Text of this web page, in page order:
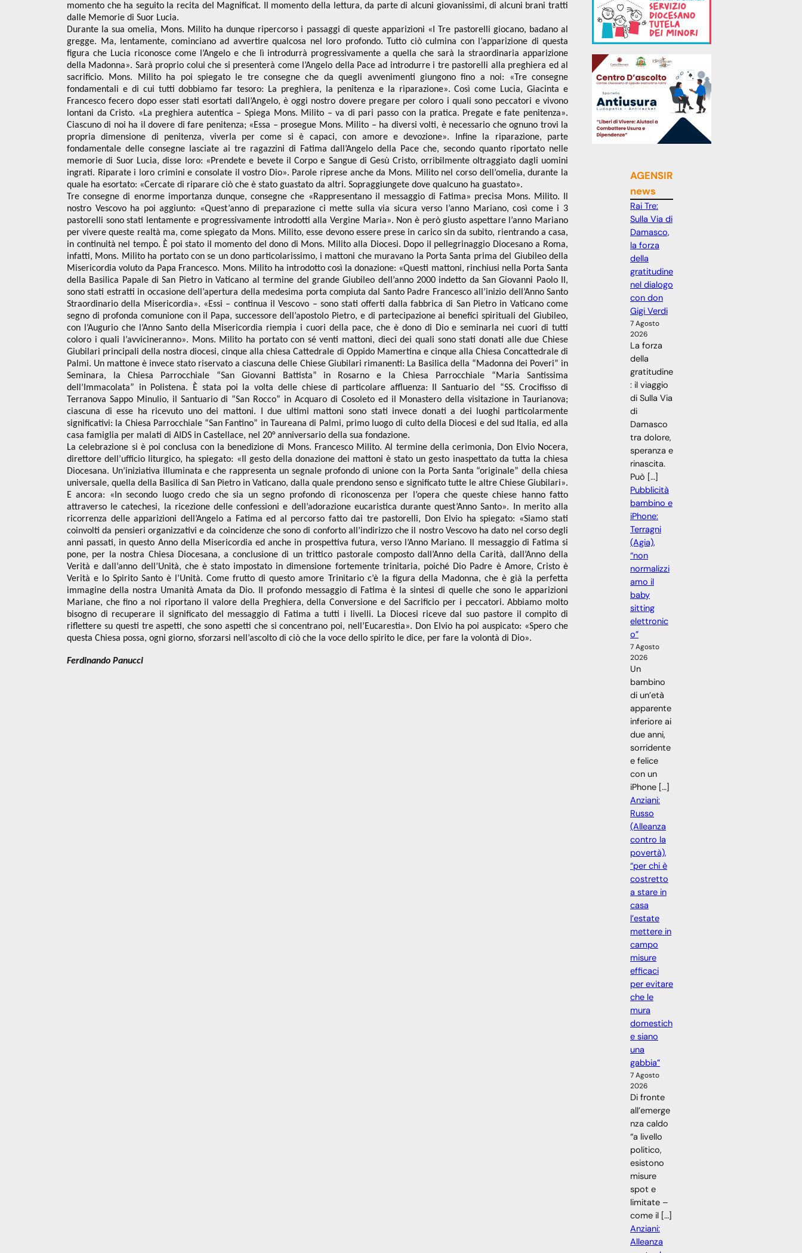
momento che ha seguito la recita del Magnificat. Il momento della lettura, da parte di alcuni giovanissimi, di alcuni brani tratti
dalle Memorie di Suor Lucia.
Durante la sua omelia, Mons. Milito ha dunque ripercorso i passaggi di queste apparizioni «I Tre pastorelli giocano, badano al
gregge. Ma, lentamente, cominciano ad avvertire qualcosa nel loro profondo. Tutto ciò culmina con l’apparizione di questa
figura che Lucia riconosce come l’Angelo e che lì introdurrà progressivamente a quella che sarà la straordinaria apparizione
della Madonna». Sarà proprio colui che si presenterà come l’Angelo della Pace ad introdurre i tre pastorelli alla preghiera ed al
sacrificio. Mons. Milito ha poi spiegato le tre consegne che da quegli avvenimenti giungono fino a noi: «Tre consegne
fondamentali e di cui tutti dobbiamo far tesoro: La preghiera, la penitenza e la riparazione». Così come Lucia, Giacinta e
Francesco fecero dopo esser stati esortati dall’Angelo, è oggi nostro dovere pregare per coloro i quali sono peccatori e vivono
lontani da Cristo. «La preghiera autentica – Spiega Mons. Milito – va di pari passo con la pratica. Pregate e fate penitenza».
Ciascuno di noi ha il dovere di fare penitenza; «Essa – prosegue Mons. Milito – ha diversi volti, è necessario che ognuno trovi la
propria dimensione di penitenza, viverla per come si è capaci, con amore e devozione». Infine la riparazione, parte
fondamentale delle consegne lasciate ai tre ragazzini di Fatima dall’Angelo della Pace che, secondo quanto riportato nelle
memorie di Suor Lucia, disse loro: «Prendete e bevete il Corpo e Sangue di Gesù Cristo, orribilmente oltraggiato dagli uomini
ingrati. Riparate i loro crimini e consolate il vostro Dio». Parole riprese anche da Mons. Milito nel corso dell’omelia, durante la
quale ha esortato: «Cercate di riparare ciò che è stato guastato da altri. Sopraggiungete dove qualcuno ha guastato».
Tre consegne di enorme importanza dunque, consegne che «Rappresentano il messaggio di Fatima» precisa Mons. Milito. Il
nostro Vescovo ha poi aggiunto: «Quest’anno di preparazione ci mette sulla via sicura verso l’anno Mariano, così come i 3
pastorelli sono stati lentamente e progressivamente introdotti alla Vergine Maria». Non è però giusto aspettare l’anno Mariano
per vivere queste realtà ma, come spiegato da Mons. Milito, esse devono essere prese in carico sin da subito, rientrando a casa,
in continuità nel tempo. È poi stato il momento del dono di Mons. Milito alla Diocesi. Dopo il pellegrinaggio Diocesano a Roma,
infatti, Mons. Milito ha portato con se un dono particolarissimo, i mattoni che muravano la Porta Santa prima del Giubileo della
Misericordia voluto da Papa Francesco. Mons. Milito ha introdotto così la donazione: «Questi mattoni, rinchiusi nella Porta Santa
della Basilica Papale di San Pietro in Vaticano al termine del grande Giubileo dell’anno 2000 indetto da San Giovanni Paolo II,
sono stati estratti in occasione dell’apertura della medesima porta compiuta dal Santo Padre Francesco all’inizio dell’Anno Santo
Straordinario della Misericordia». «Essi – continua il Vescovo – sono stati offerti dalla fabbrica di San Pietro in Vaticano come
segno di profonda comunione con il Papa, successore dell’apostolo Pietro, e di partecipazione ai benefici spirituali del Giubileo,
con l’Augurio che l’Anno Santo della Misericordia riempia i cuori della pace, che è dono di Dio e seminarla nei cuori di tutti
coloro i quali l’avvicineranno». Mons. Milito ha portato con sé venti mattoni, dieci dei quali sono stati donati alle due Chiese
Giubilari principali della nostra diocesi, cinque alla chiesa Cattedrale di Oppido Mamertina e cinque alla Chiesa Concattedrale di
Palmi. Un mattone è invece stato riservato a ciascuna delle Chiese Giubilari rimanenti: La Basilica della “Madonna dei Poveri” in
Seminara, la Chiesa Parrocchiale “San Giovanni Battista” in Rosarno e la Chiesa Parrocchiale “Maria Santissima
dell’Immacolata” in Polistena. È stata poi la volta delle chiese di particolare affluenza: Il Santuario del “SS. Crocifisso di
Terranova Sappo Minulio, il Santuario di “San Rocco” in Acquaro di Cosoleto ed il Monastero della visitazione in Taurianova;
ciascuna di esse ha ricevuto uno dei mattoni. I due ultimi mattoni sono stati invece donati a dei luoghi particolarmente
significativi: la Chiesa Parrocchiale “San Fantino” in Taureana di Palmi, primo luogo di culto della Diocesi e del sud Italia, ed alla
casa famiglia per malati di AIDS in Castellace, nel 20° anniversario della sua fondazione.
La celebrazione si è poi conclusa con la benedizione di Mons. Francesco Milito. Al termine della cerimonia, Don Elvio Nocera,
direttore dell’ufficio liturgico, ha spiegato: «Il gesto della donazione dei mattoni è stato un gesto inaspettato da tutta la chiesa
Diocesana. Un’iniziativa illuminata e che rappresenta un segnale profondo di unione con la Porta Santa “originale” della chiesa
universale, quella della Basilica di San Pietro in Vaticano, dalla quale prendono senso e significato tutte le altre Chiese Giubilari».
E ancora: «In secondo luogo credo che sia un segno profondo di riconoscenza per l’opera che queste chiese hanno fatto
attraverso le catechesi, la ricezione delle confessioni e dell’adorazione eucaristica durante quest’Anno Santo». In merito alla
ricorrenza delle apparizioni dell’Angelo a Fatima ed al percorso fatto dai tre pastorelli, Don Elvio ha spiegato: «Siamo stati
coinvolti da pensieri organizzativi e da coincidenze che sono di conforto all’indirizzo che il nostro Vescovo ha dato nel corso degli
anni passati, in questo Anno della Misericordia ed anche in prospettiva futura, verso l’Anno Mariano. Il messaggio di Fatima si
pone, per la nostra Chiesa Diocesana, a conclusione di un trittico pastorale composto dall’Anno della Carità, dall’Anno della
Verità e dall’anno dell’Unità, che è stato impostato in dimensione fortemente trinitaria, poiché Dio Padre è Amore, Cristo è
Verità e lo Spirito Santo è l’Unità. Come frutto di questo amore Trinitario c’è la figura della Madonna, che è già la perfetta
immagine della nostra Umanità Amata da Dio. Il profondo messaggio di Fatima è la sintesi di quelle che sono le apparizioni
Mariane, che fino a noi riportano il valore della Preghiera, della Conversione e del Sacrificio per i peccatori. Abbiamo molto
bisogno di recuperare il significato del messaggio di Fatima a tutti i livelli. La Diocesi riceve dal suo pastore il compito di
riflettere su questi tre aspetti, che sono aspetti che si concentrano poi, nell’Eucarestia». Don Elvio ha poi auspicato: «Spero che
questa Chiesa possa, ogni giorno, sforzarsi nell’ascolto di ciò che la voce dello spirito le dice, per fare la volontà di Dio».
Ferdinando Panucci
AGENSIR
news
Rai Tre:
Sulla Via di
Damasco,
la forza
della
gratitudine
nel dialogo
con don
Gigi Verdi
7 Agosto
2026
La forza
della
gratitudine
: il viaggio
di Sulla Via
di
Damasco
tra dolore,
speranza e
rinascita.
Può […]
Pubblicità
bambino e
iPhone:
Terragni
(Agia),
“non
normalizzi
amo il
baby
sitting
elettronic
o”
7 Agosto
2026
Un
bambino
di un’età
apparente
inferiore ai
due anni,
sorridente
e felice
con un
iPhone […]
Anziani:
Russo
(Alleanza
contro la
povertà),
“per chi è
costretto
a stare in
casa
l’estate
mettere in
campo
misure
efficaci
per evitare
che le
mura
domestich
e siano
una
gabbia”
7 Agosto
2026
Di fronte
all’emerge
nza caldo
“a livello
politico,
esistono
misure
spot e
limitate –
come il […]
Anziani:
Alleanza